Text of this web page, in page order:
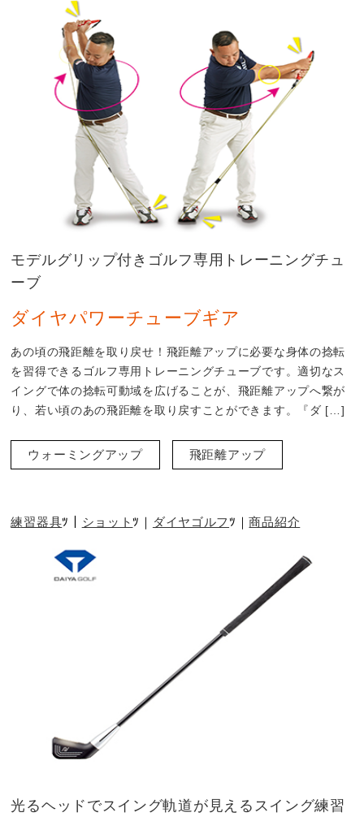
モデルグリップ付きゴルフ専用トレーニングチュ
ーブ
ダイヤパワーチューブギア
あの頃の飛距離を取り戻せ！飛距離アップに必要な身体の捻転
を習得できるゴルフ専用トレーニングチューブです。適切なス
イングで体の捻転可動域を広げることが、飛距離アップへ繋が
り、若い頃のあの飛距離を取り戻すことができます。『ダ […]
ウォーミングアップ 飛距離アップ
練習器具 ショット ダイヤゴルフ 商品紹介
光るヘッドでスイング軌道が見えるスイング練習